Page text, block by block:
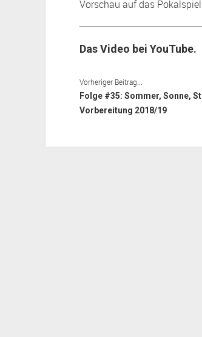
Vorschau auf das
Das Video bei YouTube.
Vorheriger Beitrag...
Folge #35: Sommer, Sonne,
Vorbereitung 2018/19